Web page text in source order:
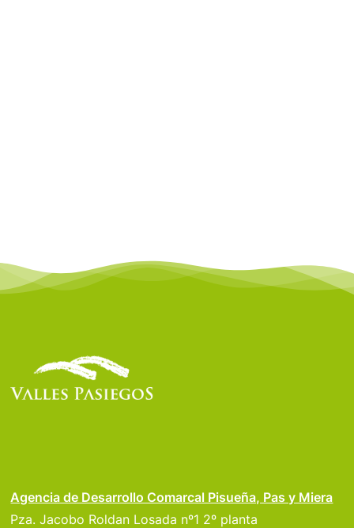
Agencia de Desarrollo Comarcal Pisueña, Pas y Miera
Pza. Jacobo Roldan Losada nº1 2º planta